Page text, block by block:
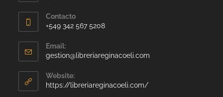
Contacto
+549 342 567 5208
Email:
gestion@libreriareginacoeli.com
Website:
https://libreriareginacoeli.com/